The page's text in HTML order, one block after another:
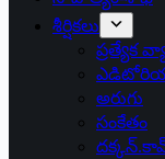
శీర్షికలు
ప్రత్యేక
అరుగు
సంకేతం